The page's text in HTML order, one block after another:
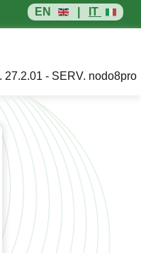
EN IT
27.2.01 - SERV. nodo8pro